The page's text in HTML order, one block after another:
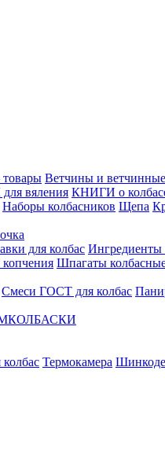
товары Ветчины и
вяления КНИГИ о
Наборы колбасников Щепа
для колбас Ингредиенты
Шпагаты
Смеси ГОСТ для колбас
ЕМКОЛБАСКИ
Термокамера